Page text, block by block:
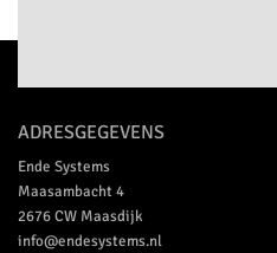
ADRESGEGEVENS
Ende Systems
Maasambacht 4
2676 CW Maasdijk
info@endesystems.nl